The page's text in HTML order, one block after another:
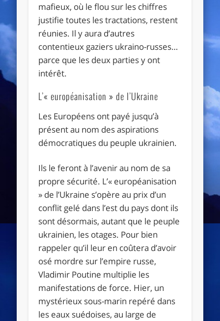
mafieux, où le flou sur les chiffres
justifie toutes les tractations, restent
réunies. Il y aura d’autres
contentieux gaziers ukraino-russes…
parce que les deux parties y ont
intérêt.
L’« européanisation » de l’Ukraine
Les Européens ont payé jusqu’à
présent au nom des aspirations
démocratiques du peuple ukrainien.
Ils le feront à l’avenir au nom de sa
propre sécurité. L’« européanisation
» de l’Ukraine s’opère au prix d’un
conflit gelé dans l’est du pays dont ils
sont désormais, autant que le peuple
ukrainien, les otages. Pour bien
rappeler qu’il leur en coûtera d’avoir
osé mordre sur l’empire russe,
Vladimir Poutine multiplie les
manifestations de force. Hier, un
mystérieux sous-marin repéré dans
les eaux suédoises, au large de